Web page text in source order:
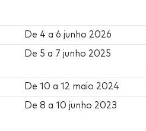
De 4 a6 junho 2026
De 5 a 7 junho 2025
De10 a12 maio 2024
De8 a10 junho 2023